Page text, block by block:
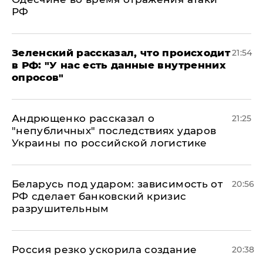
РФ
​Зеленский рассказал, что происходит
в РФ: "У нас есть данные внутренних
опросов"
21:54
Андрющенко рассказал о
"непубличных" последствиях ударов
Украины по российской логистике
21:25
Беларусь под ударом: зависимость от
РФ сделает банковский кризис
разрушительным
20:56
​Россия резко ускорила создание
20:38